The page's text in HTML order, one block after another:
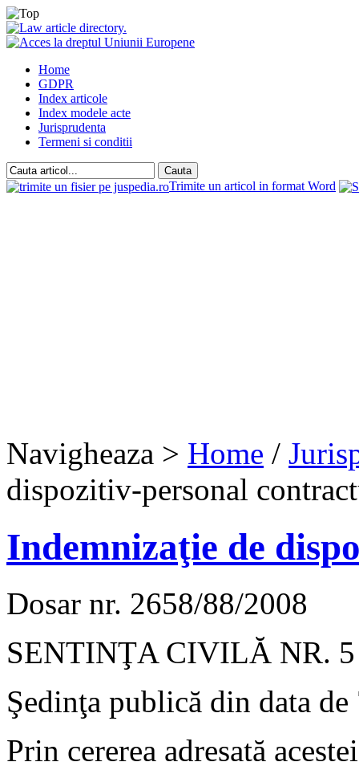
Home
GDPR
Index articole
Index modele acte
Jurisprudenta
Termeni si conditii
Trimite un articol in format Word
Navigheaza > Home /
dispozitiv-personal
Indemnizaţie de
Dosar nr. 2658/88/2008
SENTINŢA CIVILĂ NR. 5
Şedinţa publică din data
Prin cererea adresată